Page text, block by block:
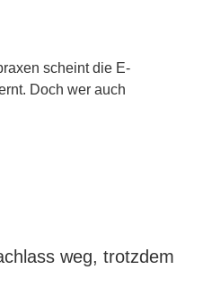
scheint die E-
Doch wer auch
weg, trotzdem